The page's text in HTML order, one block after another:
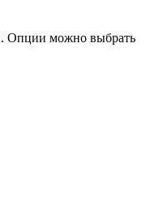
Опции можно выбрать